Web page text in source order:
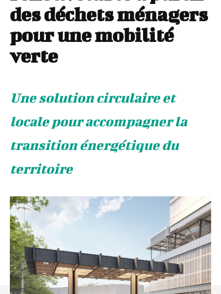
des déchets ménagers
pour une mobilité
verte
Une solution circulaire et
locale pour accompagner la
transition énergétique du
territoire